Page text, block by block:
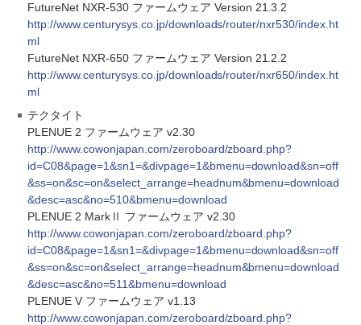
FutureNet NXR-530 ファームウェア Version 21.3.2
http://www.centurysys.co.jp/downloads/router/nxr530/index.ht
ml
FutureNet NXR-650 ファームウェア Version 21.2.2
http://www.centurysys.co.jp/downloads/router/nxr650/index.ht
ml
テクタイト
PLENUE 2 ファームウェア v2.30
http://www.cowonjapan.com/zeroboard/zboard.php?
id=C08&page=1&sn1=&divpage=1&bmenu=download&sn=off
&ss=on&sc=on&select_arrange=headnum&bmenu=download
&desc=asc&no=510&bmenu=download
PLENUE 2 MarkⅡ ファームウェア v2.30
http://www.cowonjapan.com/zeroboard/zboard.php?
id=C08&page=1&sn1=&divpage=1&bmenu=download&sn=off
&ss=on&sc=on&select_arrange=headnum&bmenu=download
&desc=asc&no=511&bmenu=download
PLENUE V ファームウェア v1.13
http://www.cowonjapan.com/zeroboard/zboard.php?